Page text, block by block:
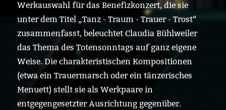
Werkauswahl für das Benefizkonzert, die sie
unter dem Titel „Tanz - Traum - Trauer - Trost“
zusammenfasst, beleuchtet Claudia Bühlweiler
das Thema des Totensonntags auf ganz eigene
Weise. Die charakteristischen Kompositionen
(etwa ein Trauermarsch oder ein tänzerisches
Menuett) stellt sie als Werkpaare in
entgegengesetzter Ausrichtung gegenüber.